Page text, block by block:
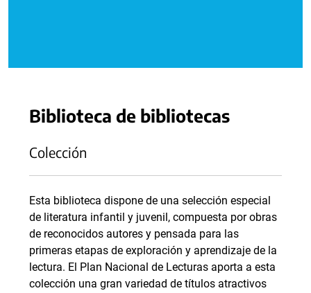
Biblioteca de bibliotecas
Colección
Esta biblioteca dispone de una selección especial
de literatura infantil y juvenil, compuesta por obras
de reconocidos autores y pensada para las
primeras etapas de exploración y aprendizaje de la
lectura. El Plan Nacional de Lecturas aporta a esta
colección una gran variedad de títulos atractivos